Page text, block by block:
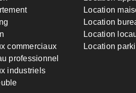
commerciaux
professionnel
industriels
Location
Location
Location
Location